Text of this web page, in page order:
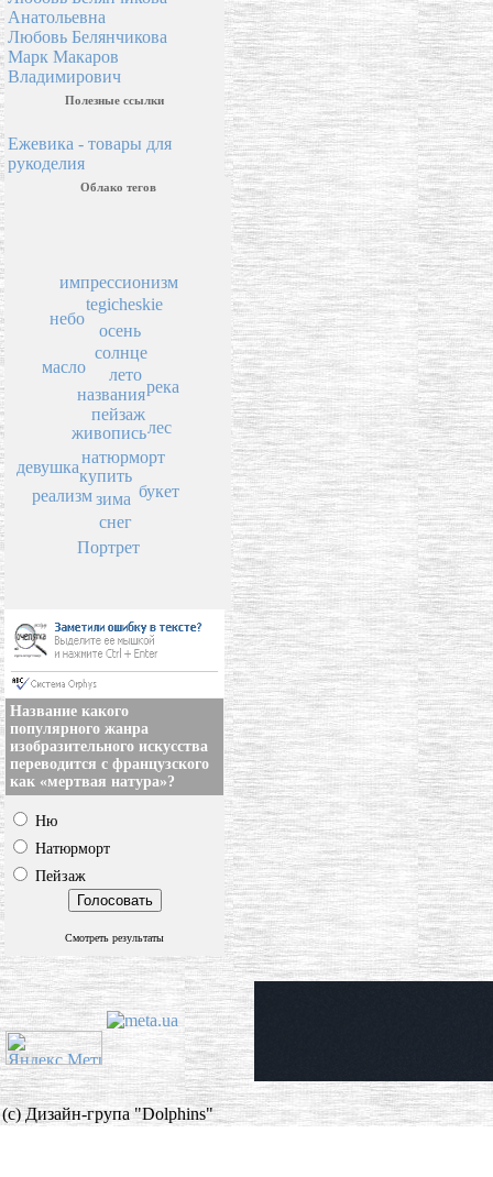
Анатольевна
Любовь Белянчикова
Марк Макаров
Владимирович
Полезные ссылки
Ежевика - товары для
рукоделия
Облако тегов
пейзаж
названия
живопись
лето
натюрморт
купить
солнце
лес
зима
осень
букет
масло
река
снег
tegicheskie
реализм
небо
импрессионизм
Портрет
девушка
Название какого
популярного жанра
изобразительного искусства
переводится с французского
как «мертвая натура»?
Ню
Натюрморт
Пейзаж
Смотреть результаты
(c) Дизайн-група "Dolphins"